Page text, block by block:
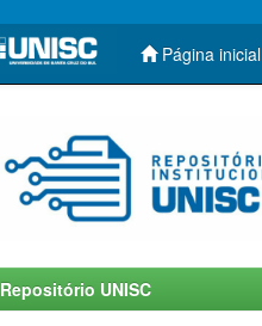
Página inicial
Repositório UNISC